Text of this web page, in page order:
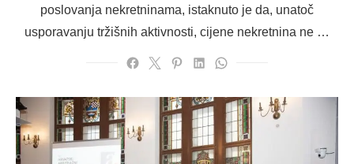
poslovanja nekretninama, istaknuto je da, unatoč
usporavanju tržišnih aktivnosti, cijene nekretnina ne …